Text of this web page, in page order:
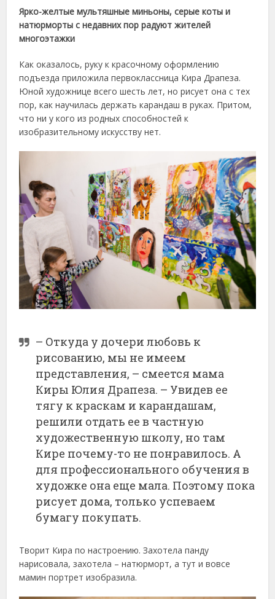
Ярко-желтые мультяшные миньоны, серые коты и
натюрморты с недавних пор радуют жителей
многоэтажки
Как оказалось, руку к красочному оформлению
подъезда приложила первоклассница Кира Драпеза.
Юной художнице всего шесть лет, но рисует она с тех
пор, как научилась держать карандаш в руках. Притом,
что ни у кого из родных способностей к
изобразительному искусству нет.
– Откуда у дочери любовь к
рисованию, мы не имеем
представления, – смеется мама
Киры Юлия Драпеза. – Увидев ее
тягу к краскам и карандашам,
решили отдать ее в частную
художественную школу, но там
Кире почему-то не понравилось. А
для профессионального обучения в
художке она еще мала. Поэтому пока
рисует дома, только успеваем
бумагу покупать.
Творит Кира по настроению. Захотела панду
нарисовала, захотела – натюрморт, а тут и вовсе
мамин портрет изобразила.